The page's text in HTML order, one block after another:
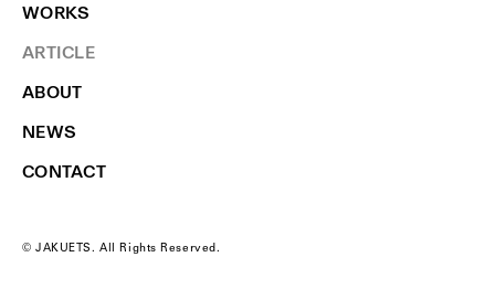
WORKS
ARTICLE
ABOUT
NEWS
CONTACT
© JAKUETS. All Rights Reserved.